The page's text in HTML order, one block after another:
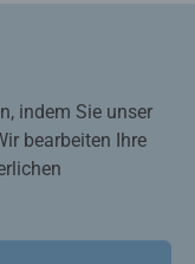
indem Sie unser
bearbeiten Ihre